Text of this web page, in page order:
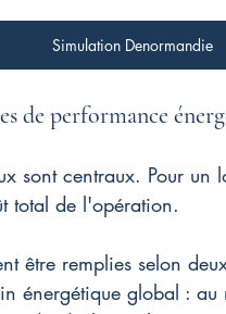
Simulation Denormandie
de performance
sont centraux. Pour
total de l'opération.
être remplies selon
énergétique global :